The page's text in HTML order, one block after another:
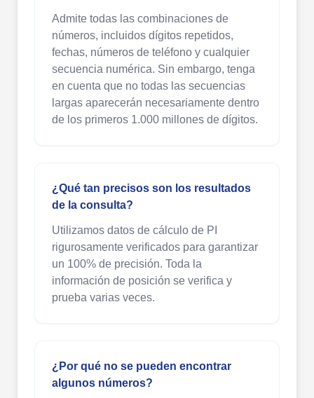
Admite todas las combinaciones de
números, incluidos dígitos repetidos,
fechas, números de teléfono y cualquier
secuencia numérica. Sin embargo, tenga
en cuenta que no todas las secuencias
largas aparecerán necesariamente dentro
de los primeros 1.000 millones de dígitos.
¿Qué tan precisos son los resultados
de la consulta?
Utilizamos datos de cálculo de PI
rigurosamente verificados para garantizar
un 100% de precisión. Toda la
información de posición se verifica y
prueba varias veces.
¿Por qué no se pueden encontrar
algunos números?